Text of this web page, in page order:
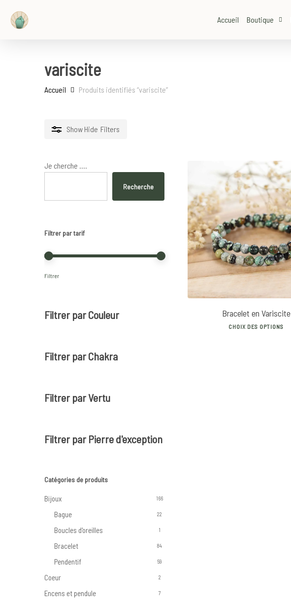
Accueil Boutique
variscite
Accueil Produits identifiés “variscite”
Show Hide Filters
Je cherche ....
Recherche
Filtrer par tarif
Filtrer
Filtrer par Couleur
Filtrer par Chakra
Filtrer par Vertu
Filtrer par Pierre d'exception
Catégories de produits
Bijoux 166
Bague 22
Boucles d'oreilles 1
Bracelet 84
Pendentif 59
Coeur 2
Encens et pendule 7
38€
Bracelet en Variscite
CHOIX DES OPTIONS